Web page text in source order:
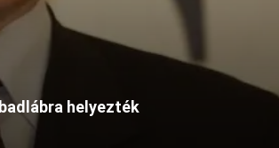
helyezték